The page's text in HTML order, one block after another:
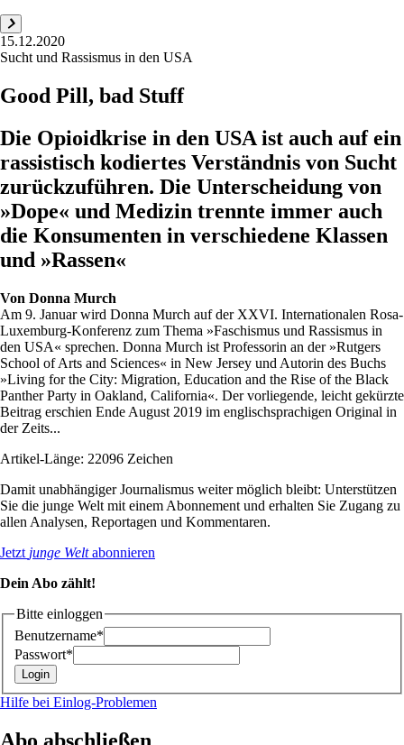
15.12.2020
Sucht und Rassismus in den USA
Good Pill, bad Stuff
Die Opioidkrise in den USA ist auch auf ein
rassistisch kodiertes Verständnis von Sucht
zurückzuführen. Die Unterscheidung von
»Dope« und Medizin trennte immer auch
die Konsumenten in verschiedene Klassen
und »Rassen«
Von Donna Murch
Am 9. Januar wird Donna Murch auf der XXVI. Internationalen Rosa-
Luxemburg-Konferenz zum Thema »Faschismus und Rassismus in
den USA« sprechen. Donna Murch ist Professorin an der »Rutgers
School of Arts and Sciences« in New Jersey und Autorin des Buchs
»Living for the City: Migration, Education and the Rise of the Black
Panther Party in Oakland, California«. Der vorliegende, leicht gekürzte
Beitrag erschien Ende August 2019 im englischsprachigen Original in
der Zeits...
Artikel-Länge: 22096 Zeichen
Damit unabhängiger Journalismus weiter möglich bleibt: Unterstützen
Sie die junge Welt mit einem Abonnement und erhalten Sie Zugang zu
allen Analysen, Reportagen und Kommentaren.
Jetzt junge Weltabonnieren
Dein Abo zählt!
Bitte einloggen
Benutzername*
Passwort*
Hilfe bei Einlog-Problemen